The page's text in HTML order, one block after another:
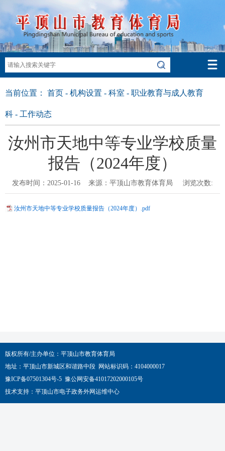
当前位置： 首页 - 机构设置 - 科室 - 职业教育与成人教育
科 - 工作动态
汝州市天地中等专业学校质量
报告（2024年度）
发布时间：2025-01-16 来源：平顶山市教育体育局 浏览次数:
汝州市天地中等专业学校质量报告（2024年度）.pdf
版权所有/主办单位：平顶山市教育体育局
地址：平顶山市新城区和谐路中段 网站标识码：4104000017
豫ICP备07501304号-5 豫公网安备41017202000105号
技术支持：平顶山市电子政务外网运维中心